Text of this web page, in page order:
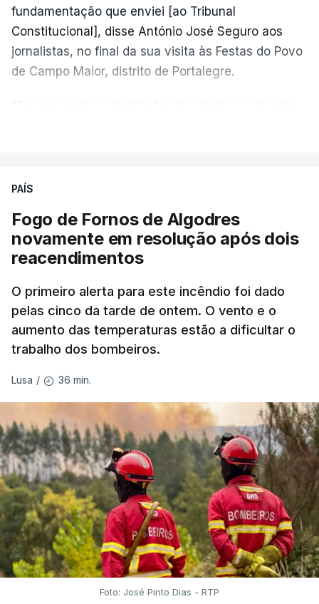
fundamentação que enviei [ao Tribunal
Constitucional], disse António José Seguro aos
jornalistas, no final da sua visita às Festas do Povo
de Campo Maior, distrito de Portalegre.
nada disto é incompatível com tratarmos com
crianças", acrescentou.
António José Seguro mostrou dúvidas sobre se é
ERRO100
ESTE CONTEÚDO ESTÁ NESTE
MOMENTO INDISPONÍVEL
O Chega considerou "de uma enorme gravidade" a
decisão do Presidente da Repúblicade enviar para
o Tribunal Constitucional o decreto sobre retorno
de estrangeiros, sustentando tratar-se de "uma
irresponsabilidade".
PAÍS
Fogo de Fornos de Algodres
novamente em resolução após dois
reacendimentos
O primeiro alerta para este incêndio foi dado
pelas cinco da tarde de ontem. O vento e o
aumento das temperaturas estão a dificultar o
trabalho dos bombeiros.
Lusa / 36 min.
Foto: José Pinto Dias - RTP